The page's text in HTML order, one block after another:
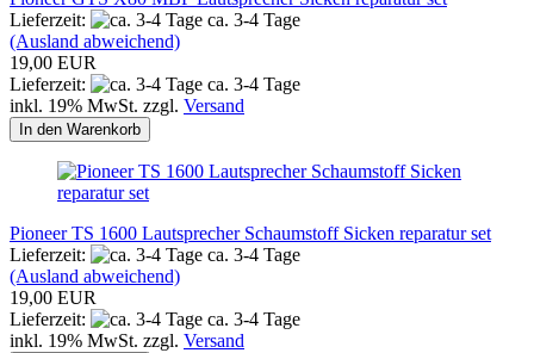
Lieferzeit:
ca. 3-4 Tage
(Ausland abweichend)
19,00 EUR
Lieferzeit:
ca. 3-4 Tage
inkl. 19% MwSt. zzgl. Versand
In den Warenkorb
Pioneer TS 1600 Lautsprecher Schaumstoff Sicken reparatur set
Lieferzeit:
ca. 3-4 Tage
(Ausland abweichend)
19,00 EUR
Lieferzeit:
ca. 3-4 Tage
inkl. 19% MwSt. zzgl. Versand